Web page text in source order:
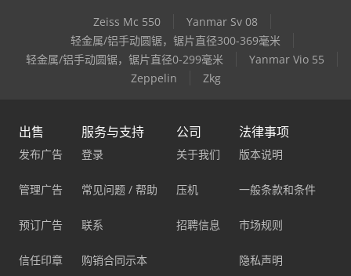
Zeiss Mc 550
Yanmar Sv 08
轻金属/铝手动圆锯，锯片直径300-369毫米
轻金属/铝手动圆锯，锯片直径0-299毫米
Yanmar Vio 55
Zeppelin
Zkg
出售
发布广告
管理广告
预订广告
信任印章
服务与支持
登录
常见问题 / 帮助
联系
购销合同示本
公司
关于我们
压机
招聘信息
法律事项
版本说明
一般条款和条件
市场规则
隐私声明